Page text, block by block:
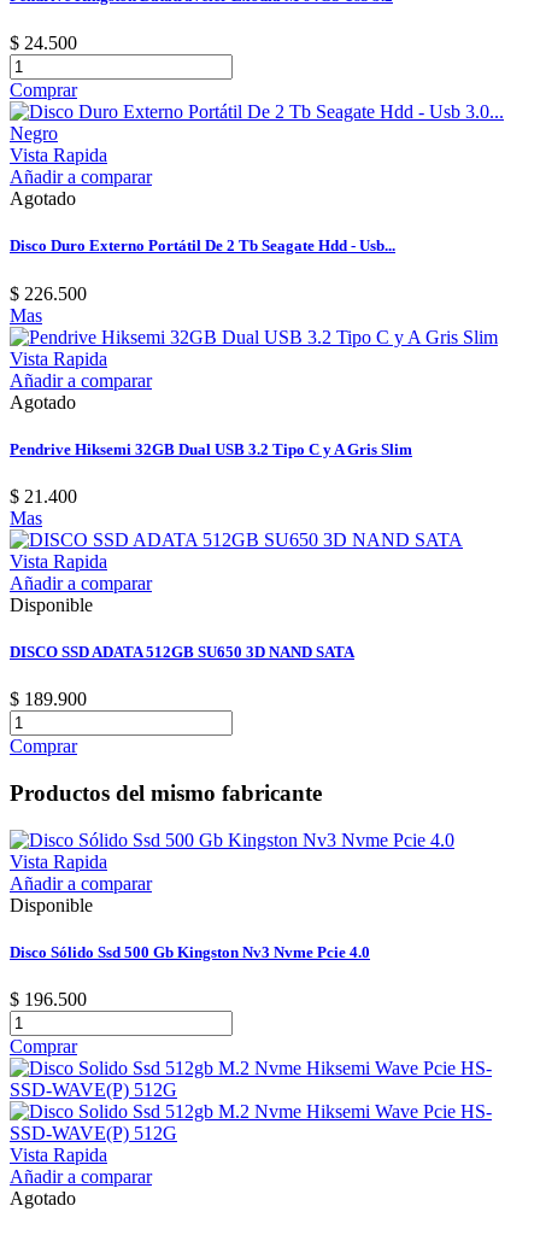
$ 24.500
Comprar
Vista Rapida
Añadir a comparar
Agotado
Disco Duro Externo Portátil De 2 Tb Seagate Hdd - Usb...
$ 226.500
Mas
Vista Rapida
Añadir a comparar
Agotado
Pendrive Hiksemi 32GB Dual USB 3.2 Tipo C y A Gris Slim
$ 21.400
Mas
Vista Rapida
Añadir a comparar
Disponible
DISCO SSD ADATA 512GB SU650 3D NAND SATA
$ 189.900
Comprar
Productos del mismo fabricante
Vista Rapida
Añadir a comparar
Disponible
Disco Sólido Ssd 500 Gb Kingston Nv3 Nvme Pcie 4.0
$ 196.500
Comprar
Vista Rapida
Añadir a comparar
Agotado